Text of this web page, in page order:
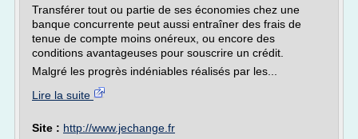
Transférer tout ou partie de ses économies chez une
banque concurrente peut aussi entraîner des frais de
tenue de compte moins onéreux, ou encore des
conditions avantageuses pour souscrire un crédit.
Malgré les progrès indéniables réalisés par les...
Lire la suite
Site : http://www.jechange.fr